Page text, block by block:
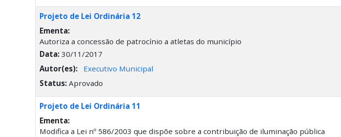
Projeto de Lei Ordinária 12
Ementa:
Autoriza a concessão de patrocínio a atletas do município
Data:30/11/2017
Autor(es):
Executivo Municipal
Status:Aprovado
Projeto de Lei Ordinária 11
Ementa:
Modifica a Lei nº 586/2003 que dispõe sobre a contribuição de iluminação pública